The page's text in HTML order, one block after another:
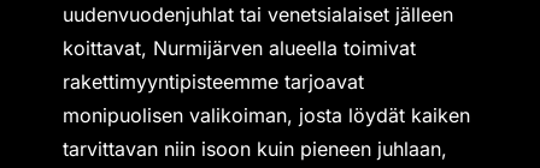
uudenvuodenjuhlat tai venetsialaiset jälleen
koittavat, Nurmijärven alueella toimivat
rakettimyyntipisteemme tarjoavat
monipuolisen valikoiman, josta löydät kaiken
tarvittavan niin isoon kuin pieneen juhlaan,